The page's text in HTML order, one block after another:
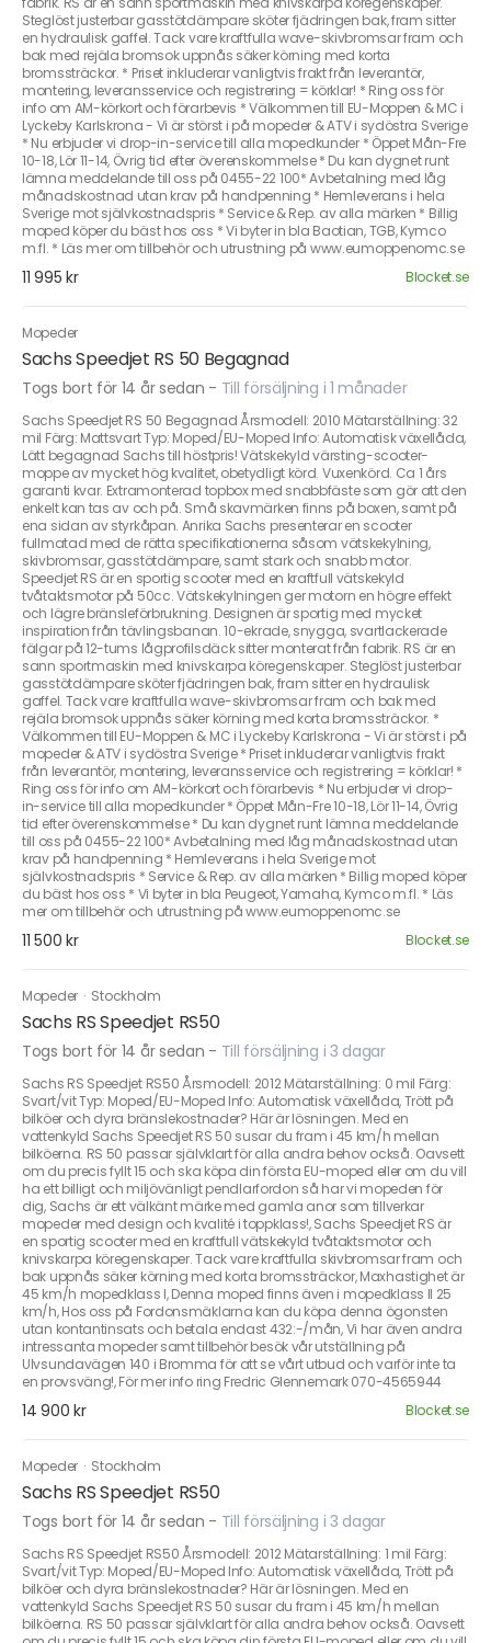
Steglöst justerbar gasstötdämpare sköter fjädringen bak, fram sitter
en hydraulisk gaffel. Tack vare kraftfulla wave-skivbromsar fram och
bak med rejäla bromsok uppnås säker körning med korta
bromssträckor. * Priset inkluderar vanligtvis frakt från leverantör,
montering, leveransservice och registrering = körklar! * Ring oss för
info om AM-körkort och förarbevis * Välkommen till EU-Moppen & MC i
Lyckeby Karlskrona - Vi är störst i på mopeder & ATV i sydöstra Sverige
* Nu erbjuder vi drop-in-service till alla mopedkunder * Öppet Mån-Fre
10-18, Lör 11-14, Övrig tid efter överenskommelse * Du kan dygnet runt
lämna meddelande till oss på 0455-22 100* Avbetalning med låg
månadskostnad utan krav på handpenning * Hemleverans i hela
Sverige mot självkostnadspris * Service & Rep. av alla märken * Billig
moped köper du bäst hos oss * Vi byter in bla Baotian, TGB, Kymco
m.fl. * Läs mer om tillbehör och utrustning på www.eumoppenomc.se
11 995 kr Blocket.se
Mopeder
Sachs Speedjet RS 50 Begagnad
Togs bort för 14 år sedan - Till försäljning i 1 månader
Sachs Speedjet RS 50 Begagnad Årsmodell: 2010 Mätarställning: 32
mil Färg: Mattsvart Typ: Moped/EU-Moped Info: Automatisk växellåda,
Lätt begagnad Sachs till höstpris! Vätskekyld värsting-scooter-
moppe av mycket hög kvalitet, obetydligt körd. Vuxenkörd. Ca 1 års
garanti kvar. Extramonterad topbox med snabbfäste som gör att den
enkelt kan tas av och på. Små skavmärken finns på boxen, samt på
ena sidan av styrkåpan. Anrika Sachs presenterar en scooter
fullmatad med de rätta specifikationerna såsom vätskekylning,
skivbromsar, gasstötdämpare, samt stark och snabb motor.
Speedjet RS är en sportig scooter med en kraftfull vätskekyld
tvåtaktsmotor på 50cc. Vätskekylningen ger motorn en högre effekt
och lägre bränsleförbrukning. Designen är sportig med mycket
inspiration från tävlingsbanan. 10-ekrade, snygga, svartlackerade
fälgar på 12-tums lågprofilsdäck sitter monterat från fabrik. RS är en
sann sportmaskin med knivskarpa köregenskaper. Steglöst justerbar
gasstötdämpare sköter fjädringen bak, fram sitter en hydraulisk
gaffel. Tack vare kraftfulla wave-skivbromsar fram och bak med
rejäla bromsok uppnås säker körning med korta bromssträckor. *
Välkommen till EU-Moppen & MC i Lyckeby Karlskrona - Vi är störst i på
mopeder & ATV i sydöstra Sverige * Priset inkluderar vanligtvis frakt
från leverantör, montering, leveransservice och registrering = körklar! *
Ring oss för info om AM-körkort och förarbevis * Nu erbjuder vi drop-
in-service till alla mopedkunder * Öppet Mån-Fre 10-18, Lör 11-14, Övrig
tid efter överenskommelse * Du kan dygnet runt lämna meddelande
till oss på 0455-22 100* Avbetalning med låg månadskostnad utan
krav på handpenning * Hemleverans i hela Sverige mot
självkostnadspris * Service & Rep. av alla märken * Billig moped köper
du bäst hos oss * Vi byter in bla Peugeot, Yamaha, Kymco m.fl. * Läs
mer om tillbehör och utrustning på www.eumoppenomc.se
11 500 kr Blocket.se
Mopeder · Stockholm
Sachs RS Speedjet RS50
Togs bort för 14 år sedan - Till försäljning i 3 dagar
Sachs RS Speedjet RS50 Årsmodell: 2012 Mätarställning: 0 mil Färg:
Svart/vit Typ: Moped/EU-Moped Info: Automatisk växellåda, Trött på
bilköer och dyra bränslekostnader? Här är lösningen. Med en
vattenkyld Sachs Speedjet RS 50 susar du fram i 45 km/h mellan
bilköerna. RS 50 passar självklart för alla andra behov också. Oavsett
om du precis fyllt 15 och ska köpa din första EU-moped eller om du vill
ha ett billigt och miljövänligt pendlarfordon så har vi mopeden för
dig, Sachs är ett välkänt märke med gamla anor som tillverkar
mopeder med design och kvalité i toppklass!, Sachs Speedjet RS är
en sportig scooter med en kraftfull vätskekyld tvåtaktsmotor och
knivskarpa köregenskaper. Tack vare kraftfulla skivbromsar fram och
bak uppnås säker körning med korta bromssträckor, Maxhastighet är
45 km/h mopedklass I, Denna moped finns även i mopedklass II 25
km/h, Hos oss på Fordonsmäklarna kan du köpa denna ögonsten
utan kontantinsats och betala endast 432:-/mån, Vi har även andra
intressanta mopeder samt tillbehör besök vår utställning på
Ulvsundavägen 140 i Bromma för att se vårt utbud och varför inte ta
en provsväng!, För mer info ring Fredric Glennemark 070-4565944
14 900 kr Blocket.se
Mopeder · Stockholm
Sachs RS Speedjet RS50
Togs bort för 14 år sedan - Till försäljning i 3 dagar
Sachs RS Speedjet RS50 Årsmodell: 2012 Mätarställning: 1 mil Färg:
Svart/vit Typ: Moped/EU-Moped Info: Automatisk växellåda, Trött på
bilköer och dyra bränslekostnader? Här är lösningen. Med en
vattenkyld Sachs Speedjet RS 50 susar du fram i 45 km/h mellan
bilköerna. RS 50 passar självklart för alla andra behov också. Oavsett